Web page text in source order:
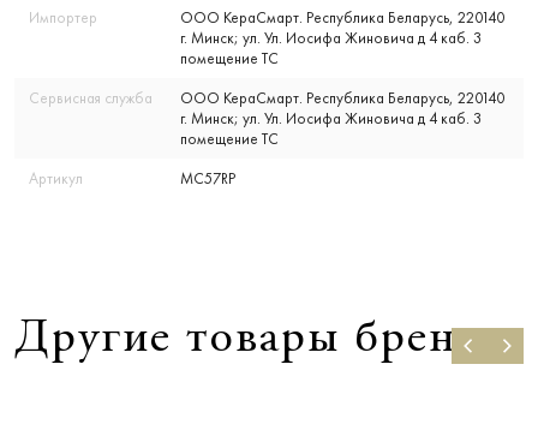
Импортер
ООО КераСмарт. Республика Беларусь, 220140
г. Минск; ул. Ул. Иосифа Жиновича д 4 каб. 3
помещение ТС
Сервисная служба
ООО КераСмарт. Республика Беларусь, 220140
г. Минск; ул. Ул. Иосифа Жиновича д 4 каб. 3
помещение ТС
Артикул MC57RP
Другие товары бренда